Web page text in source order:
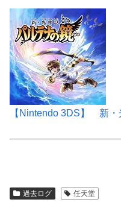
【Nintendo 3DS】 新・
過去ログ 任天堂